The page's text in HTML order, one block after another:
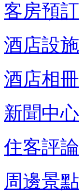
客房預訂
酒店設施
酒店相冊
新聞中心
住客評論
周邊景點